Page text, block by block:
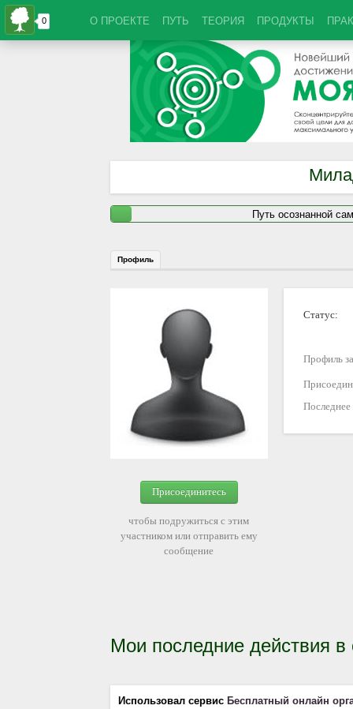
О ПРОЕКТЕ ПУТЬ ТЕОРИЯ ПРОДУКТЫ
Путь осознанной
Профиль
Присоединитесь
чтобы подружиться с этим
участником или отправить ему
сообщение
Статус:
Профиль
Мои последние действия
Использовал сервис Бесплатный онлайн